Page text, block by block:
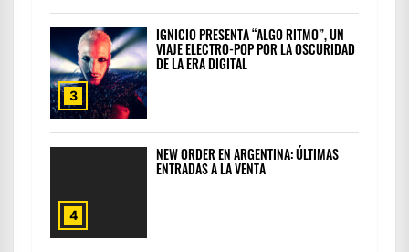
3
IGNICIO PRESENTA “ALGO RITMO”, UN
VIAJE ELECTRO-POP POR LA OSCURIDAD
DE LA ERA DIGITAL
4
NEW ORDER EN ARGENTINA: ÚLTIMAS
ENTRADAS A LA VENTA